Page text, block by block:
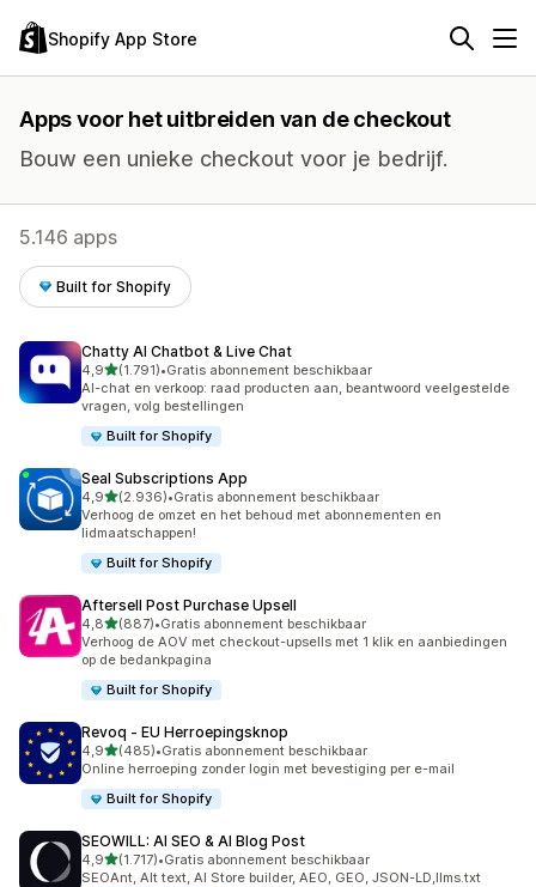
Shopify App Store
Apps voor het uitbreiden van de checkout
Bouw een unieke checkout voor je bedrijf.
5.146 apps
Built for Shopify
Chatty AI Chatbot & Live Chat
4,9van 5 sterren
(1.791)
1791 recensies in totaal
•Gratis abonnement beschikbaar
AI-chat en verkoop: raad producten aan, beantwoord veelgestelde
vragen, volg bestellingen
Built for Shopify
Seal Subscriptions App
4,9van 5 sterren
(2.936)
2936 recensies in totaal
•Gratis abonnement beschikbaar
Verhoog de omzet en het behoud met abonnementen en
lidmaatschappen!
Built for Shopify
Aftersell Post Purchase Upsell
4,8van 5 sterren
(887)
887 recensies in totaal
•Gratis abonnement beschikbaar
Verhoog de AOV met checkout-upsells met 1 klik en aanbiedingen
op de bedankpagina
Built for Shopify
Revoq ‑ EU Herroepingsknop
4,9van 5 sterren
(485)
485 recensies in totaal
•Gratis abonnement beschikbaar
Online herroeping zonder login met bevestiging per e-mail
Built for Shopify
SEOWILL: AI SEO & AI Blog Post
4,9van 5 sterren
(1.717)
1717 recensies in totaal
•Gratis abonnement beschikbaar
SEOAnt, Alt text, AI Store builder, AEO, GEO, JSON-LD,llms.txt